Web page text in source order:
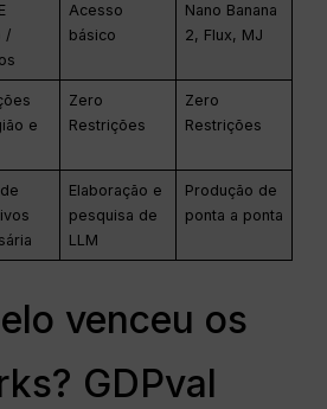
/
Acesso
básico
Nano Banana
2, Flux, MJ
e
Zero
Restrições
Zero
Restrições
Elaboração e
pesquisa de
LLM
Produção de
ponta a ponta
venceu os
GDPval